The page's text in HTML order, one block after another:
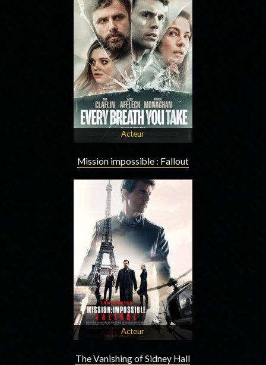
Acteur
Mission impossible : Fallout
Acteur
The Vanishing of Sidney Hall